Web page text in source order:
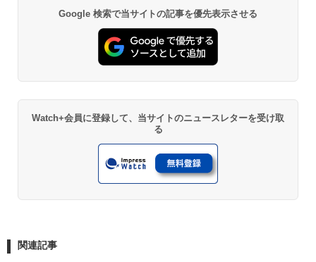
Google 検索で当サイトの記事を優先表示させる
Watch+会員に登録して、当サイトのニュースレターを受け取
る
関連記事